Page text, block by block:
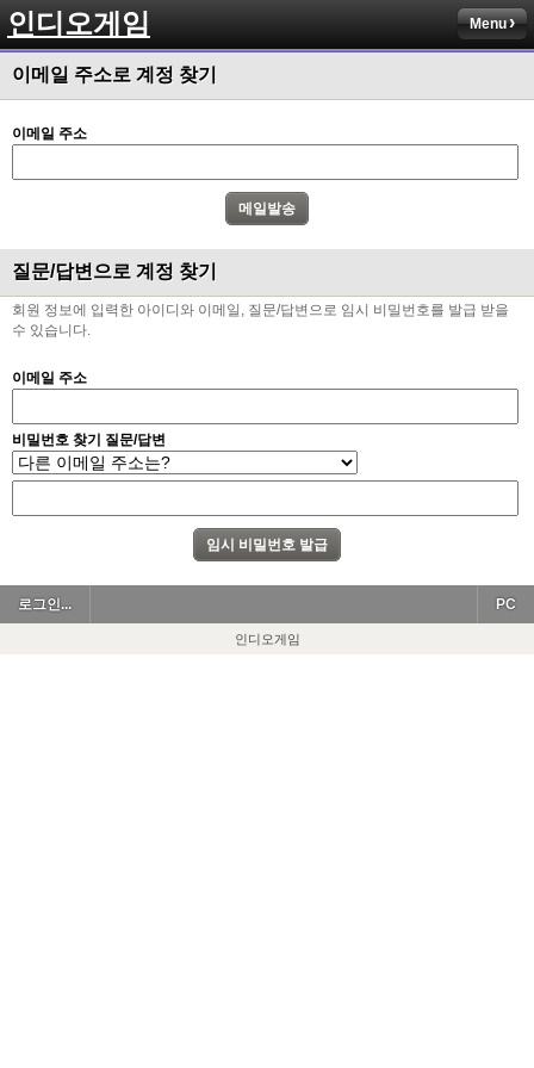
인디오게임 Menu
이메일 주소로 계정 찾기
이메일 주소
질문/답변으로 계정 찾기
회원 정보에 입력한 아이디와 이메일, 질문/답변으로 임시 비밀번호를 발급 받을
수 있습니다.
이메일 주소
비밀번호 찾기 질문/답변
로그인... PC
인디오게임